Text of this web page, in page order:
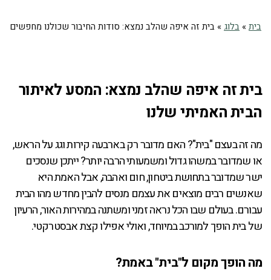
בית» בלוג» בית זה איפה שהלב נמצא: סודות החיבור שכולנו מחפשים
בית זה איפה שהלב נמצא: המסע לאיתור
הבית האמיתי שלנו
מה זה בעצם "בית"? האם מדובר רק בארבעה קירות וגג על הראש,
או שמדובר במשהו גדול ומשמעותי הרבה יותר? ייתכן שנסכים
ישר שמדובר בתחושת ביטחון, חום ואהבה, אבל האמת היא
שאנשים רבים מוצאים את עצמם מנסים להבין מחדש מהו הבית
עבורם. בעולם שבו הכל נראה זמני ומשתנה במהירות האור, הרעיון
של בית הופך למורכב במיוחד, ואולי אפילו קצת אבסטרקטי.
מה הופך מקום ל"בית" באמת?